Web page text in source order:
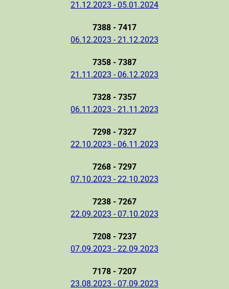
21.12.2023 - 05.01.2024
7388 - 7417
06.12.2023 - 21.12.2023
7358 - 7387
21.11.2023 - 06.12.2023
7328 - 7357
06.11.2023 - 21.11.2023
7298 - 7327
22.10.2023 - 06.11.2023
7268 - 7297
07.10.2023 - 22.10.2023
7238 - 7267
22.09.2023 - 07.10.2023
7208 - 7237
07.09.2023 - 22.09.2023
7178 - 7207
23.08.2023 - 07.09.2023